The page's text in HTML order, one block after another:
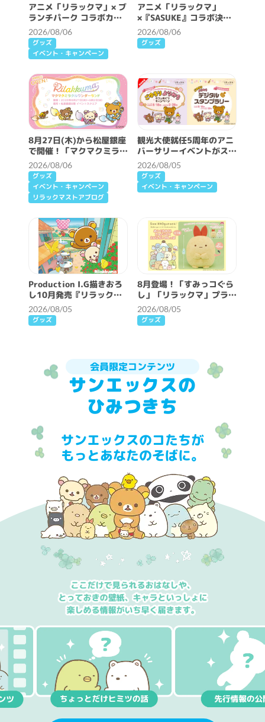
アニメ「リラックマ」× ブ
ランチパーク コラボカフ
ェ開催決定！
2026/08/06
グッズ
イベント・キャンペーン
アニメ「リラックマ」
×『SASUKE』コラボ決
定！
2026/08/06
グッズ
8月27日(木)から松屋銀座
で開催！「マクマクミラク
ルワンダーランド」詳細情
報♪
2026/08/06
グッズ
イベント・キャンペーン
リラックマストアブログ
観光大使就任5周年のアニ
バーサリーイベントがスタ
ート♪
2026/08/05
グッズ
イベント・キャンペーン
Production I.G描きおろ
し10月発売『リラックマ
とアワワネコ』テーマ解禁
♪
2026/08/05
グッズ
8月登場！「すみっコぐら
し」「リラックマ」プライ
ズ☆
2026/08/05
グッズ
会員限定コンテンツ
サンエックスの
ひみつきち
サンエックスのコたちが
もっとあなたのそばに。